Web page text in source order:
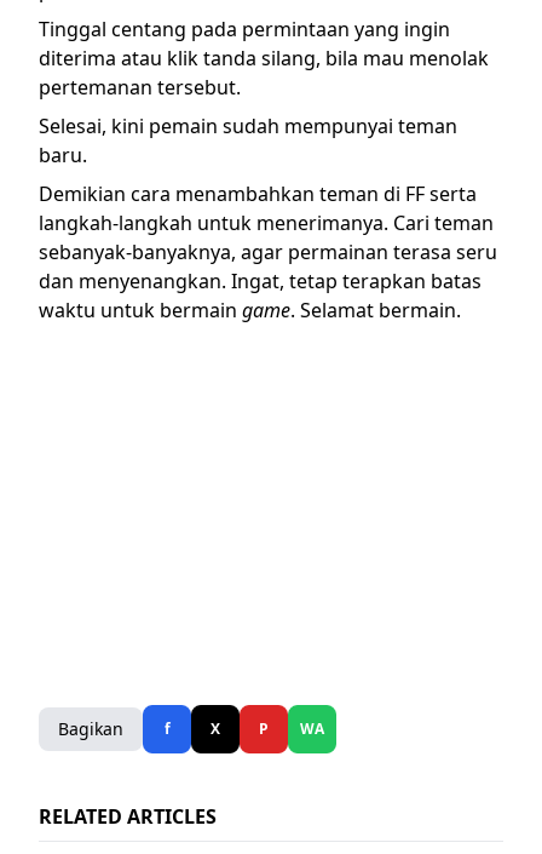
Tinggal centang pada permintaan yang ingin
diterima atau klik tanda silang, bila mau menolak
pertemanan tersebut.
Selesai, kini pemain sudah mempunyai teman
baru.
Demikian cara menambahkan teman di FFserta
langkah-langkah untuk menerimanya. Cari teman
sebanyak-banyaknya, agar permainan terasa seru
dan menyenangkan. Ingat, tetap terapkan batas
waktu untuk bermain game. Selamat bermain.
Bagikan f X P WA
RELATED ARTICLES